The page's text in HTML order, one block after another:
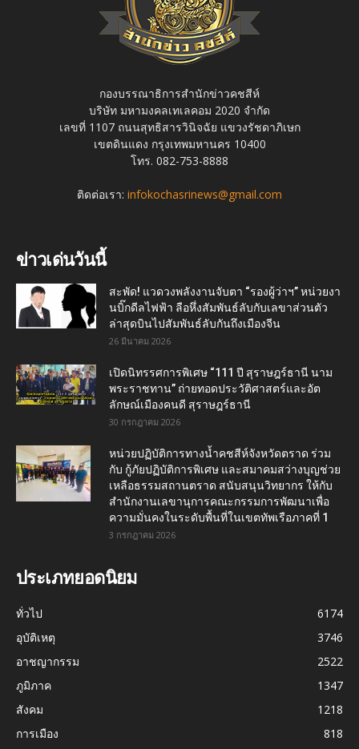
กองบรรณาธิการสำนักข่าวคชสีห์
บริษัท มหามงคลเทเลคอม 2020 จำกัด
เลขที่ 1107 ถนนสุทธิสารวินิจฉัย แขวงรัชดาภิเษก
เขตดินแดง กรุงเทพมหานคร 10400
โทร. 082-753-8888
ติดต่อเรา: infokochasrinews@gmail.com
ข่าวเด่นวันนี้
สะพัด! แวดวงพลังงานจับตา “รองผู้ว่าฯ” หน่วยงา
นบิ๊กดีลไฟฟ้า ลือหึ่งสัมพันธ์ลับกับเลขาส่วนตัว
ล่าสุดบินไปสัมพันธ์ลับกันถึงเมืองจีน
26 มีนาคม 2026
เปิดนิทรรศการพิเศษ “111 ปี สุราษฎร์ธานี นาม
พระราชทาน” ถ่ายทอดประวัติศาสตร์และอัต
ลักษณ์เมืองคนดี สุราษฎร์ธานี
30 กรกฎาคม 2026
หน่วยปฏิบัติการทางน้ำคชสีห์จังหวัดตราด ร่วม
กับ กู้ภัยปฏิบัติการพิเศษ และสมาคมสว่างบุญช่วย
เหลือธรรมสถานตราด สนับสนุนวิทยากร ให้กับ
สำนักงานเลขานุการคณะกรรมการพัฒนาเพื่อ
ความมั่นคงในระดับพื้นที่ในเขตทัพเรือภาคที่ 1
3 กรกฎาคม 2026
ประเภทยอดนิยม
ทั่วไป
6174
อุบัติเหตุ
3746
อาชญากรรม
2522
ภูมิภาค
1347
สังคม
1218
การเมือง
818